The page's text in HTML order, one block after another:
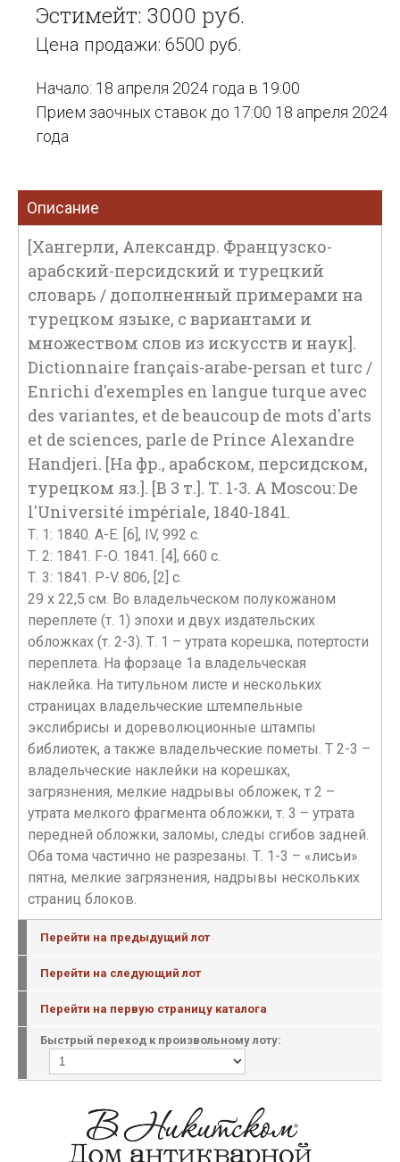
Эстимейт: 3000 руб.
Цена продажи: 6500 руб.
Начало: 18 апреля 2024 года в 19:00
Прием заочных ставок до 17:00 18 апреля 2024
года
Описание
[Хангерли, Александр. Французско-
арабский-персидский и турецкий
словарь / дополненный примерами на
турецком языке, с вариантами и
множеством слов из искусств и наук].
Dictionnaire français-arabe-persan et turc /
Enrichi d'exemples en langue turque avec
des variantes, et de beaucoup de mots d'arts
et de sciences, parle de Prince Alexandre
Handjeri. [На фр., арабском, персидском,
турецком яз.]. [В 3 т.]. Т. 1-3. A Moscou: De
l'Université impériale, 1840-1841.
Т. 1: 1840. A-E. [6], IV, 992 с.
Т. 2: 1841. F-O. 1841. [4], 660 с.
Т. 3: 1841. P-V. 806, [2] с.
29 х 22,5 см. Во владельческом полукожаном
переплете (т. 1) эпохи и двух издательских
обложках (т. 2-3). Т. 1 – утрата корешка, потертости
переплета. На форзаце 1а владельческая
наклейка. На титульном листе и нескольких
страницах владельческие штемпельные
экслибрисы и дореволюционные штампы
библиотек, а также владельческие пометы. Т 2-3 –
владельческие наклейки на корешках,
загрязнения, мелкие надрывы обложек, т 2 –
утрата мелкого фрагмента обложки, т. 3 – утрата
передней обложки, заломы, следы сгибов задней.
Оба тома частично не разрезаны. Т. 1-3 – «лисьи»
пятна, мелкие загрязнения, надрывы нескольких
страниц блоков.
Перейти на предыдущий лот
Перейти на следующий лот
Перейти на первую страницу каталога
Быстрый переход к произвольному лоту: